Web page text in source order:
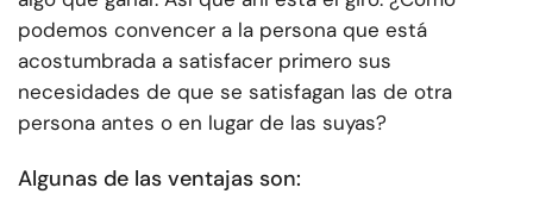
podemos convencer a la persona que está
acostumbrada a satisfacer primero sus
necesidades de que se satisfagan las de otra
persona antes o en lugar de las suyas?
Algunas de las ventajas son: